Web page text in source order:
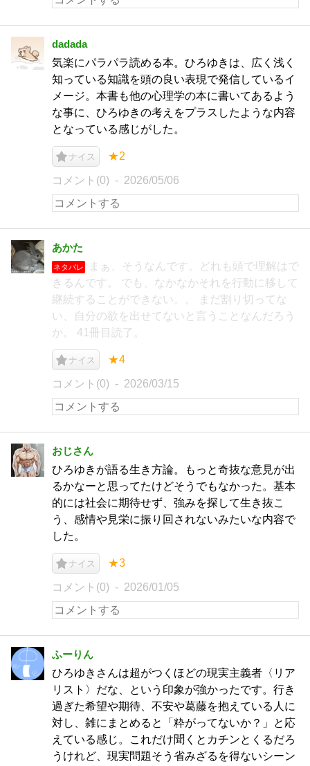
dadada
気楽にパラパラ読める本。ひろゆきは、広く浅く
知っている知識を頭の良い表現で発信しているイ
メージ。本書も他の心理学の本に書いてあるよう
な事に、ひろゆきの考えをプラスしたような内容
となっている感じがした。
ナイス ★2
コメント(0) 2026/05/06
あかた
ネタバレ
まぁ、そうなんです。どれも頭で理解はで
きるんです。 でも、なかなかそれを行動に移して
継続することができない。。 まだ割り切ってな
い、自分の欲を出せてないと言うことなんだろう
か。 41冊目読了。
ナイス ★4
コメント(0) 2026/03/15
おじさん
ひろゆきが語る生き方論。もっと奇抜な意見が出
るかなーと思ってたけどそうでもなかった。基本
的には社会に期待せず、強みを探して生き抜こ
う、感情や見栄に振り回されないみたいな内容で
した。
ナイス ★3
コメント(0) 2026/01/05
ふーりん
ひろゆきさんは超がつくほどの現実主義者〈リア
リスト〉だな、という印象が強かったです。行き
過ぎた希望や期待、不安や葛藤を抱えている人に
対し、雑にまとめると「粋がってないか？」と応
えている感じ。これだけ聞くとカチンとくるだろ
うけれど、現実問題そう省みざるを得ないシーン